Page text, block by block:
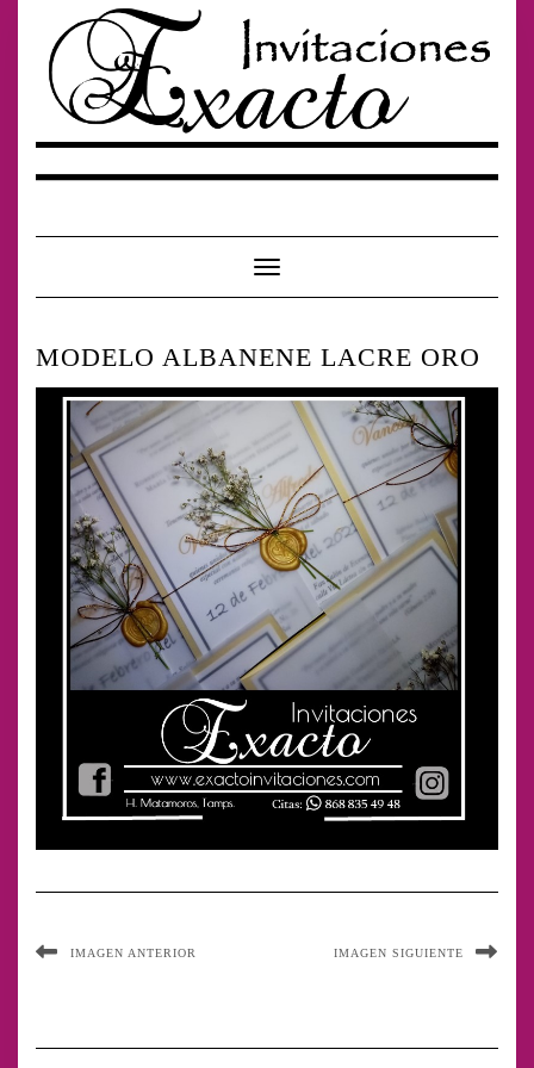
contenido
Cambiar modo de navegación
MODELO ALBANENE LACRE ORO
IMAGEN ANTERIOR IMAGEN SIGUIENTE